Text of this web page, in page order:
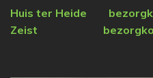
Huis ter Heide
Zeist